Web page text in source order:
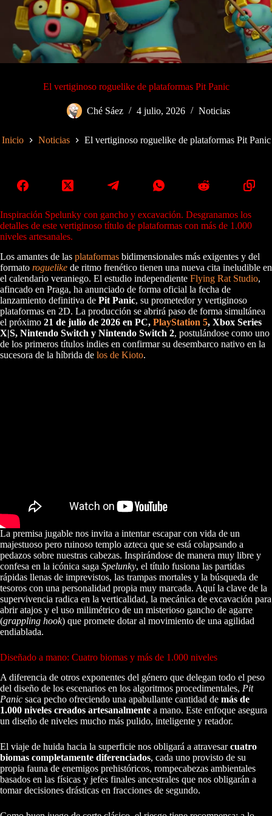
El vertiginoso roguelike de plataformas Pit Panic
Ché Sáez 4 julio, 2026 Noticias
Inicio Noticias El vertiginoso roguelike de plataformas Pit Panic
Inspiración Spelunky con gancho y excavación. Desgranamos los
detalles de este vertiginoso título de plataformas con más de 1.000
niveles artesanales.
Los amantes de las plataformas bidimensionales más exigentes y del
formato roguelike de ritmo frenético tienen una nueva cita ineludible en
el calendario veraniego. El estudio independiente Flying Rat Studio,
afincado en Praga, ha anunciado de forma oficial la fecha de
lanzamiento definitiva de Pit Panic, su prometedor y vertiginoso
plataformas en 2D. La producción se abrirá paso de forma simultánea
el próximo 21 de julio de 2026 en PC, PlayStation 5, Xbox Series
X|S, Nintendo Switch y Nintendo Switch 2, postulándose como uno
de los primeros títulos indies en confirmar su desembarco nativo en la
sucesora de la híbrida de los de Kioto.
La premisa jugable nos invita a intentar escapar con vida de un
majestuoso pero ruinoso templo azteca que se está colapsando a
pedazos sobre nuestras cabezas. Inspirándose de manera muy libre y
confesa en la icónica saga Spelunky, el título fusiona las partidas
rápidas llenas de imprevistos, las trampas mortales y la búsqueda de
tesoros con una personalidad propia muy marcada. Aquí la clave de la
supervivencia radica en la verticalidad, la mecánica de excavación para
abrir atajos y el uso milimétrico de un misterioso gancho de agarre
(grappling hook) que promete dotar al movimiento de una agilidad
endiablada.
Diseñado a mano: Cuatro biomas y más de 1.000 niveles
A diferencia de otros exponentes del género que delegan todo el peso
del diseño de los escenarios en los algoritmos procedimentales, Pit
Panic saca pecho ofreciendo una apabullante cantidad de más de
1.000 niveles creados artesanalmente a mano. Este enfoque asegura
un diseño de niveles mucho más pulido, inteligente y retador.
El viaje de huida hacia la superficie nos obligará a atravesarcuatro
biomas completamente diferenciados, cada uno provisto de su
propia fauna de enemigos prehistóricos, rompecabezas ambientales
basados en las físicas y jefes finales ancestrales que nos obligarán a
tomar decisiones drásticas en fracciones de segundo.